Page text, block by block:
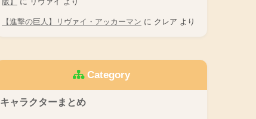
【進撃の巨人】リヴァイ・アッカーマン に クレア より
Category
キャラクターまとめ